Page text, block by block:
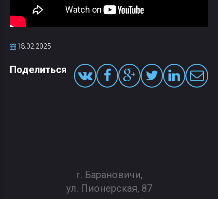
18.02.2025
Поделиться
г. Барановичи,
ул. Пионерская, 87